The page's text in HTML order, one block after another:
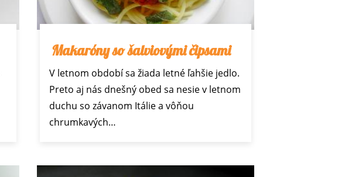
Makaróny so šalviovými čipsami
V letnom období sa žiada letné ľahšie jedlo.
Preto aj nás dnešný obed sa nesie v letnom
duchu so závanom Itálie a vôňou
chrumkavých…